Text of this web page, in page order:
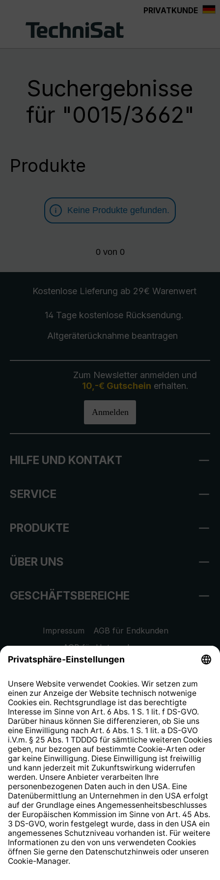
PRIVATKUNDE
Suchergebnisse
für "0015/3662"
Produkte
Keine Produkte gefunden.
0 von 0
Kostenlose Lieferung ab 29€ Warenwert
14 Tage kostenlose Rücksendung.
Altgeräterücknahmebeantragen
Zum Newsletter anmelden und
10,-€ Gutschein erhalten.
Anmelden
HILFE UND KONTAKT
SERVICE
PRODUKTE
ÜBER UNS
GESCHÄFTSBEREICHE
Impressum
AGB für Endkunden
AGB für Unternehmen
Datenschutzhinweis
Widerrufsrecht
Hinweisgeberschutzsystem
Barrierefreiheit
* Alle Preise inkl. gesetzl. Mehrwertsteuer zzgl.